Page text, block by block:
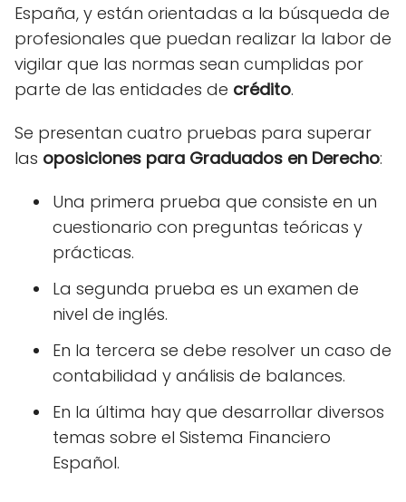
España, y están orientadas a la búsqueda de
profesionales que puedan realizar la labor de
vigilar que las normas sean cumplidas por
parte de las entidades de crédito.
Se presentan cuatro pruebas para superar
las oposiciones para Graduados en Derecho:
Una primera prueba que consiste en un
cuestionario con preguntas teóricas y
prácticas.
La segunda prueba es un examen de
nivel de inglés.
En la tercera se debe resolver un caso de
contabilidad y análisis de balances.
En la última hay que desarrollar diversos
temas sobre el Sistema Financiero
Español.